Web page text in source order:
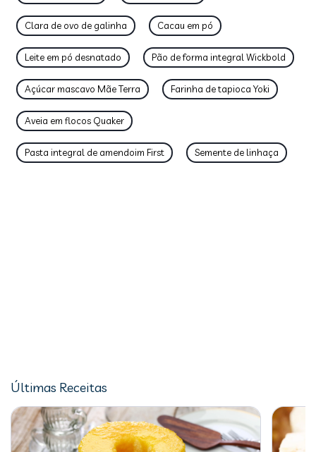
Clara de ovo de galinha Cacau em pó
Leite em pó desnatado Pão de forma integral Wickbold
Açúcar mascavo Mãe Terra Farinha de tapioca Yoki
Aveia em flocos Quaker
Pasta integral de amendoim First Semente de linhaça
Últimas Receitas